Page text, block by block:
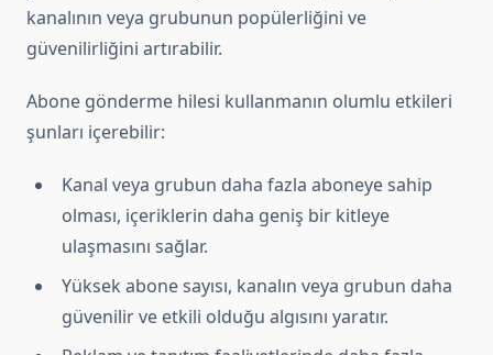
kanalının veya grubunun popülerliğini ve
güvenilirliğini artırabilir.
Abone gönderme hilesi kullanmanın olumlu etkileri
şunları içerebilir:
Kanal veya grubun daha fazla aboneye sahip
olması, içeriklerin daha geniş bir kitleye
ulaşmasını sağlar.
Yüksek abone sayısı, kanalın veya grubun daha
güvenilir ve etkili olduğu algısını yaratır.